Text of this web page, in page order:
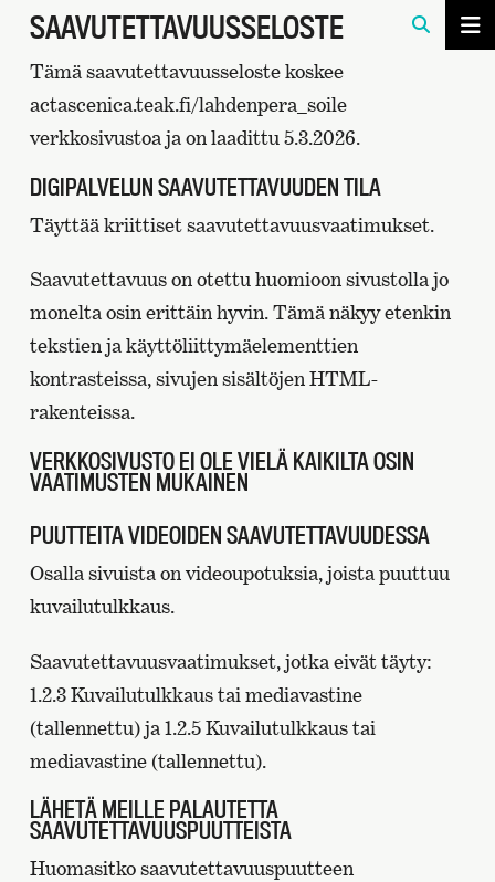
SAAVUTETTAVUUSSELOSTE
Tämä saavutettavuusseloste koskee
actascenica.teak.fi/lahdenpera_soile
verkkosivustoa ja on laadittu 5.3.2026.
DIGIPALVELUN SAAVUTETTAVUUDEN TILA
Täyttää kriittiset saavutettavuusvaatimukset.
Saavutettavuus on otettu huomioon sivustolla jo
monelta osin erittäin hyvin. Tämä näkyy etenkin
tekstien ja käyttöliittymäelementtien
kontrasteissa, sivujen sisältöjen HTML-
rakenteissa.
VERKKOSIVUSTO EI OLE VIELÄ KAIKILTA OSIN
VAATIMUSTEN MUKAINEN
PUUTTEITA VIDEOIDEN SAAVUTETTAVUUDESSA
Osalla sivuista on videoupotuksia, joista puuttuu
kuvailutulkkaus.
Saavutettavuusvaatimukset, jotka eivät täyty:
1.2.3 Kuvailutulkkaus tai mediavastine
(tallennettu) ja 1.2.5 Kuvailutulkkaus tai
mediavastine (tallennettu).
LÄHETÄ MEILLE PALAUTETTA
SAAVUTETTAVUUSPUUTTEISTA
Huomasitko saavutettavuuspuutteen